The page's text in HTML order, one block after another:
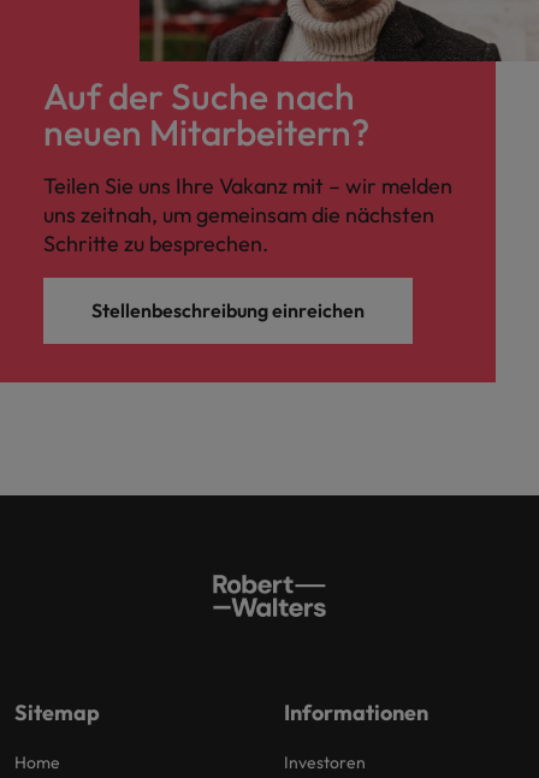
Auf der Suche nach
neuen Mitarbeitern?
Teilen Sie uns Ihre Vakanz mit – wir melden
uns zeitnah, um gemeinsam die nächsten
Schritte zu besprechen.
Stellenbeschreibung einreichen
Sitemap
Home
Informationen
Investoren